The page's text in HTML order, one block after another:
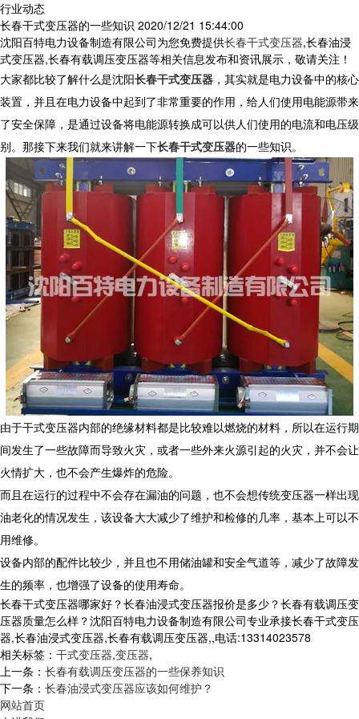
行业动态
长春干式变压器的一些知识 2020/12/21 15:44:00
沈阳百特电力设备制造有限公司为您免费提供长春干式变压器,长春油浸
式变压器,长春有载调压变压器等相关信息发布和资讯展示，敬请关注！
大家都比较了解什么是沈阳长春干式变压器 ，其实就是电力设备中的核心
装置，并且在电力设备中起到了非常重要的作用，给人们使用电能源带来
了安全保障，是通过设备将电能源转换成可以供人们使用的电流和电压级
别。那接下来我们就来讲解一下长春干式变压器的一些知识。
由于干式变压器内部的绝缘材料都是比较难以燃烧的材料，所以在运行期
间发生了一些故障而导致火灾，或者一些外来火源引起的火灾，并不会让
火情扩大，也不会产生爆炸的危险。
而且在运行的过程中不会存在漏油的问题，也不会想传统变压器一样出现
油老化的情况发生，该设备大大减少了维护和检修的几率，基本上可以不
用维修。
设备内部的配件比较少，并且也不用储油罐和安全气道等，减少了故障发
生的频率，也增强了设备的使用寿命。
长春干式变压器哪家好？长春油浸式变压器报价是多少？长春有载调压变
压器质量怎么样？沈阳百特电力设备制造有限公司专业承接长春干式变压
器,长春油浸式变压器,长春有载调压变压器,,电话:13314023578
相关标签： 干式变压器,变压器,
上一条： 长春有载调压变压器的一些保养知识
下一条： 长春油浸式变压器应该如何维护？
网站首页